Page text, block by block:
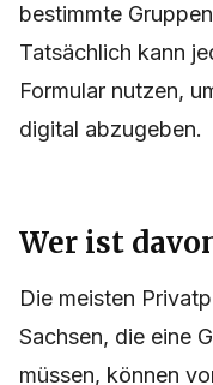
bestimmte
Tatsächlich kann
Formular nutzen,
digital abzugeben.
Wer ist
Die meisten
Sachsen, die eine
müssen, können